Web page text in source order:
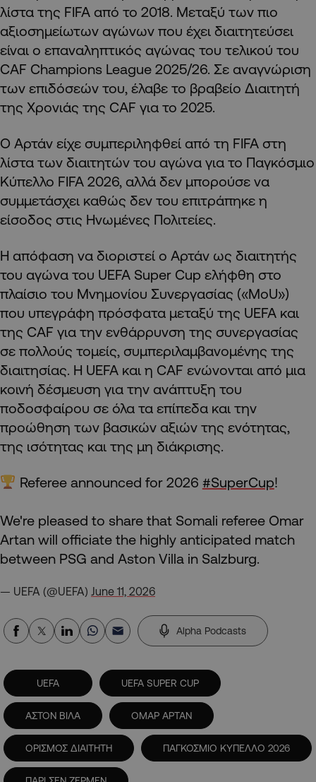
λίστα της FIFA από το 2018. Μεταξύ των πιο
αξιοσημείωτων αγώνων που έχει διαιτητεύσει
είναι ο επαναληπτικός αγώνας του τελικού του
CAF Champions League 2025/26. Σε αναγνώριση
των επιδόσεών του, έλαβε το βραβείο Διαιτητή
της Χρονιάς της CAF για το 2025.
Ο Αρτάν είχε συμπεριληφθεί από τη FIFA στη
λίστα των διαιτητών του αγώνα για το Παγκόσμιο
Κύπελλο FIFA 2026, αλλά δεν μπορούσε να
συμμετάσχει καθώς δεν του επιτράπηκε η
είσοδος στις Ηνωμένες Πολιτείες.
Η απόφαση να διοριστεί ο Αρτάν ως διαιτητής
του αγώνα του UEFA Super Cup ελήφθη στο
πλαίσιο του Μνημονίου Συνεργασίας («MoU»)
που υπεγράφη πρόσφατα μεταξύ της UEFA και
της CAF για την ενθάρρυνση της συνεργασίας
σε πολλούς τομείς, συμπεριλαμβανομένης της
διαιτησίας. Η UEFA και η CAF ενώνονται από μια
κοινή δέσμευση για την ανάπτυξη του
ποδοσφαίρου σε όλα τα επίπεδα και την
προώθηση των βασικών αξιών της ενότητας,
της ισότητας και της μη διάκρισης.
Referee announced for 2026 #SuperCup!
We're pleased to share that Somali referee Omar
Artan will officiate the highly anticipated match
between PSG and Aston Villa in Salzburg.
— UEFA (@UEFA) June 11, 2026
Alpha Podcasts
UEFA UEFA SUPER CUP
ΑΣΤΟΝ ΒΙΛΑ ΟΜΑΡ ΑΡΤΑΝ
ΟΡΙΣΜΟΣ ΔΙΑΙΤΗΤΗ ΠΑΓΚΟΣΜΙΟ ΚΥΠΕΛΛΟ 2026